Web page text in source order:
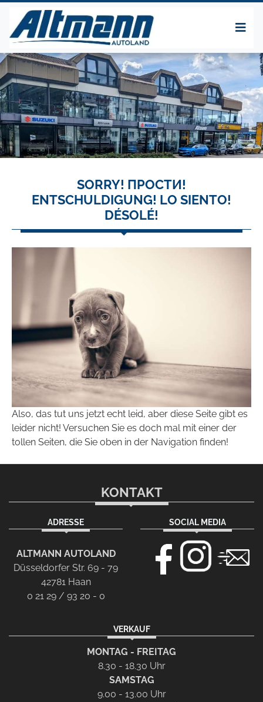
SORRY! ПРОСТИ!
ENTSCHULDIGUNG! LO SIENTO!
DÉSOLÉ!
Also, das tut uns jetzt echt leid, aber diese Seite gibt es
leider nicht! Versuchen Sie es doch mal mit einer der
tollen Seiten, die Sie oben in der Navigation finden!
KONTAKT
ADRESSE
ALTMANN AUTOLAND
Düsseldorfer Str. 69 - 79
42781 Haan
0 21 29 / 93 20 - 0
SOCIAL MEDIA
VERKAUF
MONTAG - FREITAG
8.30 - 18.30 Uhr
SAMSTAG
9.00 - 13.00 Uhr